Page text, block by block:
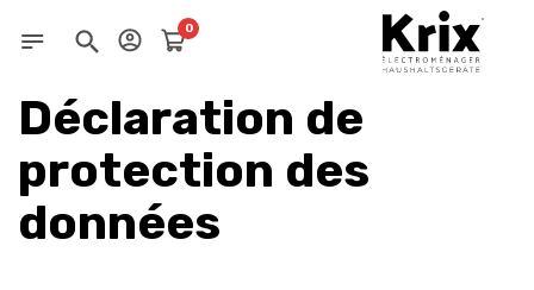
0
Déclaration de
protection des
données